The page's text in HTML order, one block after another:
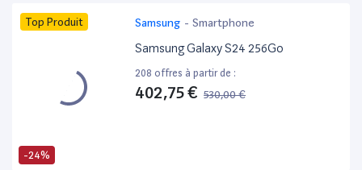
-24%
Top Produit Samsung - Smartphone
Samsung Galaxy S24 256Go
208 offres à partir de :
402,75 € 530,00 €